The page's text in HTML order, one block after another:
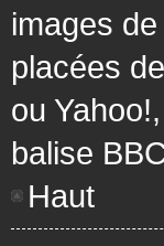
images
placées
ou
balise
Haut